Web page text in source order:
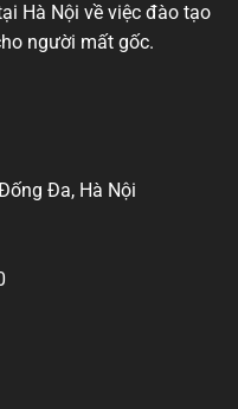
Hà Nội về việc đào tạo
người mất gốc.
Đa, Hà Nội